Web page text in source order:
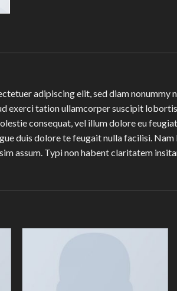
adipiscing elit, sed diam
exerci tation ullamcorper suscipit
consequat, vel illum dolore eu
duis dolore te feugait nulla facilisi.
assum. Typi non habent claritatem